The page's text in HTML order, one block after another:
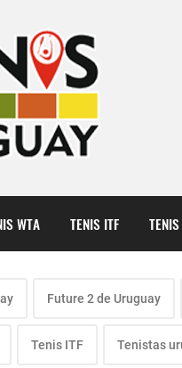
WTA TENIS ITF
Future 2 de Uruguay
Tenis ITF Tenistas